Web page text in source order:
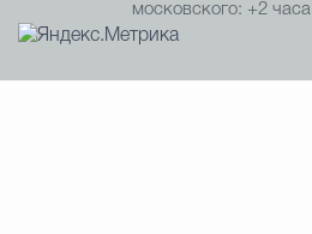
московского: +2 часа